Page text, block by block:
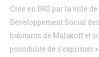
Créé en 1992 par la ville
Développement Social
habitants de Malakoff et
possibilité de s’exprimer